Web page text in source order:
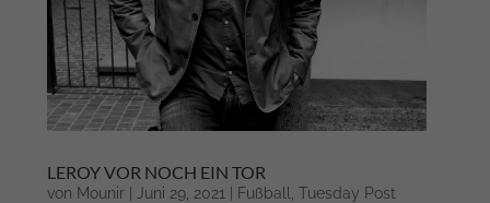
LEROY VOR NOCH EIN TOR
von Mounir Juni 29, 2021 Fußball ,Tuesday Post